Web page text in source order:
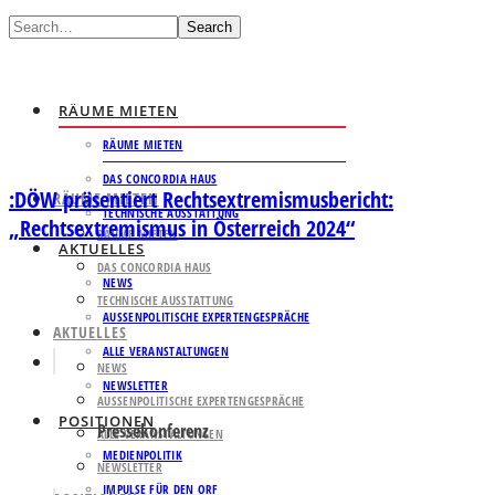
Search
RÄUME MIETEN
RÄUME MIETEN
DAS CONCORDIA HAUS
TECHNISCHE AUSSTATTUNG
AKTUELLES
NEWS
AUSSENPOLITISCHE EXPERTENGESPRÄCHE
ALLE VERANSTALTUNGEN
NEWSLETTER
POSITIONEN
MEDIENPOLITIK
IMPULSE FÜR DEN ORF
RÄUME MIETEN
RÄUME MIETEN
DAS CONCORDIA HAUS
TECHNISCHE AUSSTATTUNG
AKTUELLES
NEWS
AUSSENPOLITISCHE EXPERTENGESPRÄCHE
ALLE VERANSTALTUNGEN
NEWSLETTER
:DÖW präsentiert Rechtsextremismusbericht:
„Rechtsextremismus in Österreich 2024“
Pressekonferenz